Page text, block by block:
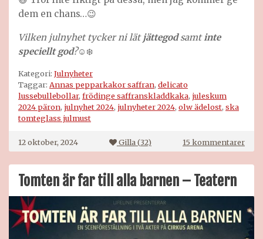
dem en chans…😉
Vilken julnyhet tycker ni lät jättegodsamt inte
speciellt god?☺️❄️
Kategori: Julnyheter
Taggar: Annas pepparkakor saffran, delicato
lussebullebollar, frödinge saffranskladdkaka, juleskum
2024 päron, julnyhet 2024, julnyheter 2024, olw ädelost, ska
tomteglass julmust
12 oktober, 2024 Gilla (32) 15 kommentarertill
2024
Tomten är far till alla barnen – Teatern